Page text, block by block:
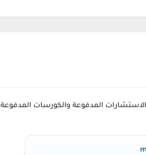
المدفوعة والكورسات المدفوعة